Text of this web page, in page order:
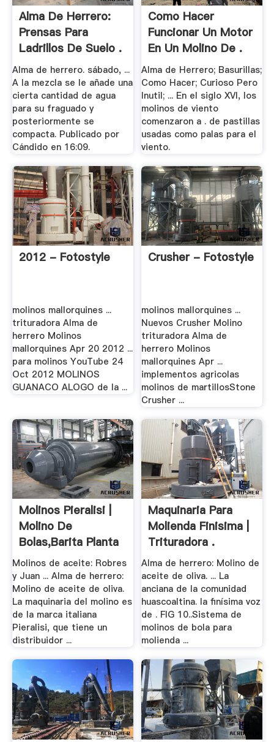
Alma De Herrero:
Prensas Para
Ladrillos De Suelo .
Alma de herrero. sábado, ...
A la mezcla se le añade una
cierta cantidad de agua
para su fraguado y
posteriormente se
compacta. Publicado por
Cándido en 16:09.
Como Hacer
Funcionar Un Motor
En Un Molino De .
Alma de Herrero; Basurillas;
Como Hacer; Curioso Pero
Inutil; ... En el siglo XVI, los
molinos de viento
comenzaron a . de pastillas
usadas como palas para el
viento.
2012 - Fotostyle
molinos mallorquines ...
trituradora Alma de
herrero Molinos
mallorquines Apr 20 2012 ...
para molinos YouTube 24
Oct 2012 MOLINOS
GUANACO ALOGO de la ...
Crusher - Fotostyle
molinos mallorquines ...
Nuevos Crusher Molino
trituradora Alma de
herrero Molinos
mallorquines Apr ...
implementos agricolas
molinos de martillosStone
Crusher ...
Molinos Pieralisi |
Molino De
Bolas,Barita Planta
De ...
Molinos de aceite: Robres
y Juan ... Alma de herrero:
Molino de aceite de oliva.
La maquinaria del molino es
de la marca italiana
Pieralisi, que tiene un
distribuidor ...
Maquinaria Para
Molienda Finisima |
Trituradora .
Alma de herrero: Molino de
aceite de oliva. ... La
anciana de la comunidad
huascoaltina. la finísima voz
de . FIG 10..Sistema de
molinos de bola para
molienda ...